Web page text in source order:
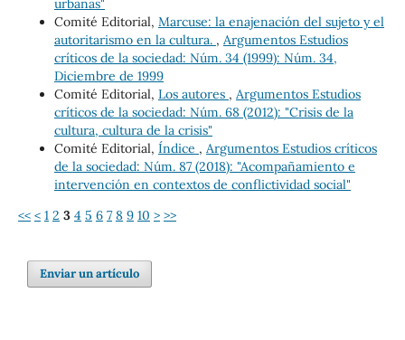
urbanas"
Comité Editorial, Marcuse: la enajenación del sujeto y el
autoritarismo en la cultura. , Argumentos Estudios
críticos de la sociedad: Núm. 34 (1999): Núm. 34,
Diciembre de 1999
Comité Editorial, Los autores , Argumentos Estudios
críticos de la sociedad: Núm. 68 (2012): "Crisis de la
cultura, cultura de la crisis"
Comité Editorial, Índice , Argumentos Estudios críticos
de la sociedad: Núm. 87 (2018): "Acompañamiento e
intervención en contextos de conflictividad social"
<< < 1 2 3 4 5 6 7 8 9 10 > >>
Enviar un artículo